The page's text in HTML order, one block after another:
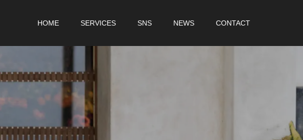
HOME SERVICES SNS NEWS CONTACT